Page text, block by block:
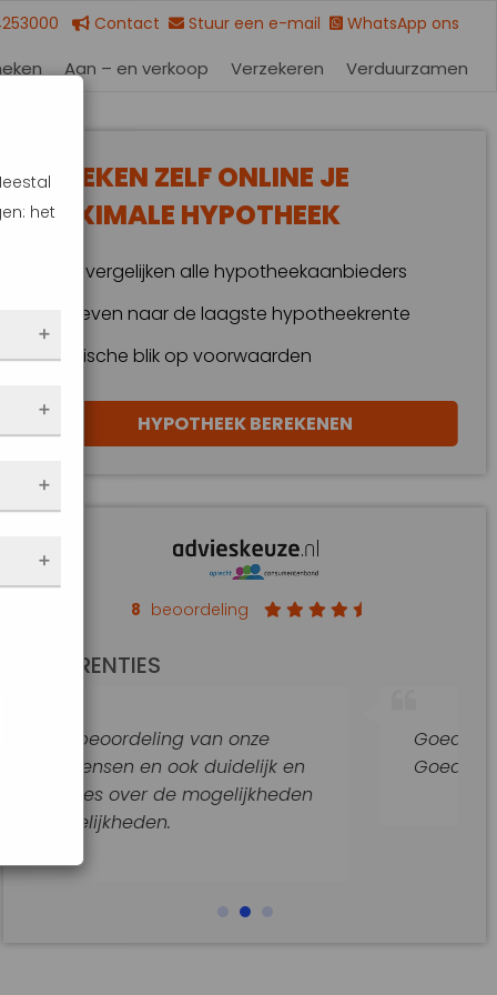
Contact Stuur een e-mail WhatsApp ons
Aan – en verkoop Verzekeren Verduurzamen
BEREKEN ZELF ONLINE JE
MAXIMALE HYPOTHEEK
Wij vergelijken alle hypotheekaanbieders
Streven naar de laagste hypotheekrente
Kritische blik op voorwaarden
HYPOTHEEK BEREKENEN
8 beoordeling
REFERENTIES
van onze
duidelijk en
Goede hulp en adviezen.
Goede begeleiding van dit
het
op